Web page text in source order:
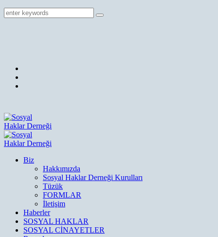
Biz
Hakkımızda
Sosyal Haklar Derneği Kurulları
Tüzük
FORMLAR
İletişim
Haberler
SOSYAL HAKLAR
SOSYAL CİNAYETLER